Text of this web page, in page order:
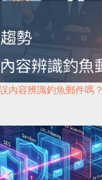
內容辨識釣魚郵件嗎？